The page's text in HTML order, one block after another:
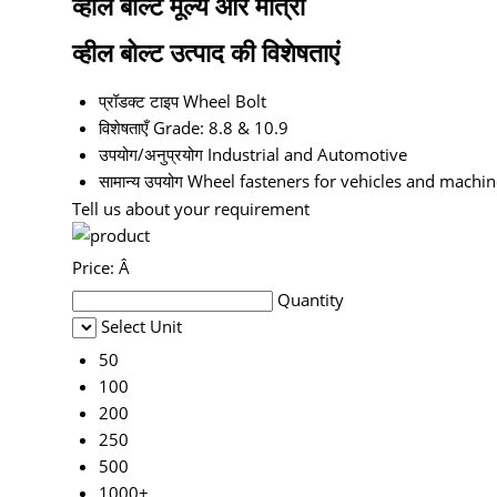
व्हील बोल्ट उत्पाद की विशेषताएं
प्रॉडक्ट टाइप Wheel Bolt
विशेषताएँ Grade: 8.8 & 10.9
उपयोग/अनुप्रयोग Industrial and Automotive
सामान्य उपयोग Wheel fasteners for vehicles and
Tell us about your requirement
Price: Â
Quantity
Select Unit
50
100
200
250
500